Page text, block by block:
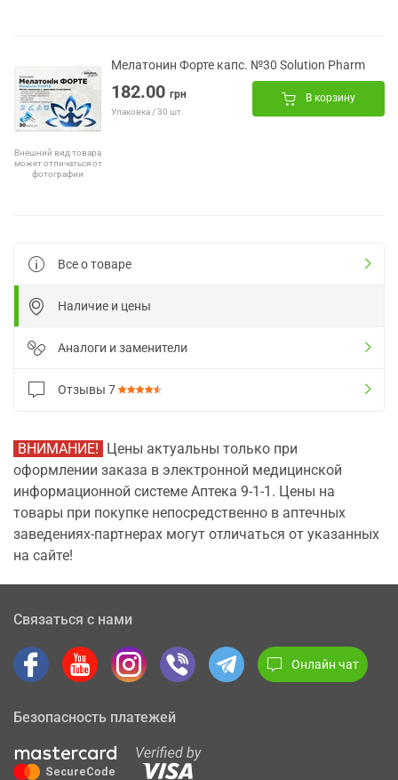
Внешний вид товара
может отличаться от
фотографии
Мелатонин Форте капс. №30 Solution Pharm
182.00 грн
Упаковка / 30 шт.
В корзину
Все о товаре
Наличие и цены
Аналоги и заменители
Отзывы 7
ВНИМАНИЕ! Цены актуальны только при
оформлении заказа в электронной медицинской
информационной системе Аптека 9-1-1. Цены на
товары при покупке непосредственно в аптечных
заведениях-партнерах могут отличаться от указанных
на сайте!
Связаться с нами
Онлайн чат
Безопасность платежей